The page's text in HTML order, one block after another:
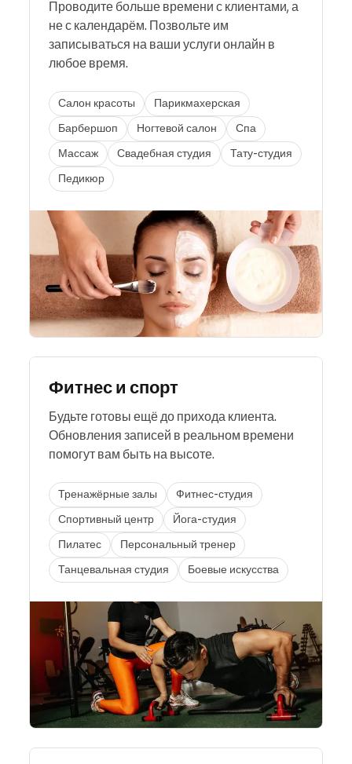
Проводите больше времени с клиентами, а
не с календарём. Позвольте им
записываться на ваши услуги онлайн в
любое время.
Салон красоты
Парикмахерская
Барбершоп
Ногтевой салон
Спа
Массаж
Свадебная студия
Тату-студия
Педикюр
Фитнес и спорт
Будьте готовы ещё до прихода клиента.
Обновления записей в реальном времени
помогут вам быть на высоте.
Тренажёрные залы
Фитнес-студия
Спортивный центр
Йога-студия
Пилатес
Персональный тренер
Танцевальная студия
Боевые искусства